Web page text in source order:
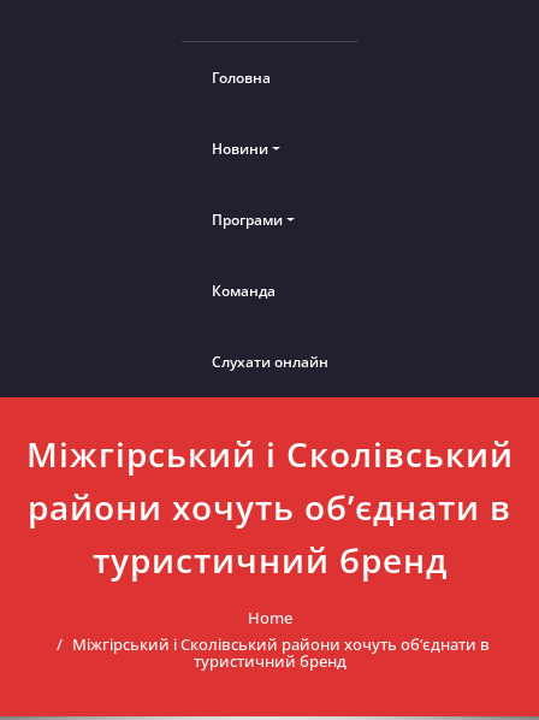
Головна
Новини
Програми
Команда
Слухати онлайн
Міжгірський і Сколівський
райони хочуть об’єднати в
туристичний бренд
Home
Міжгірський і Сколівський райони хочуть об’єднати в
туристичний бренд